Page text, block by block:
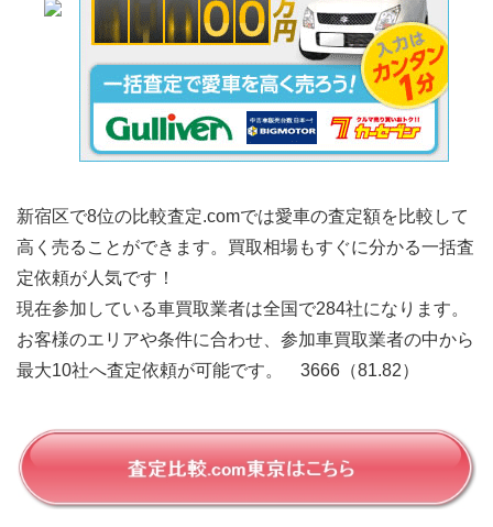
新宿区で8位の比較査定.comでは愛車の査定額を比較して
高く売ることができます。買取相場もすぐに分かる一括査
定依頼が人気です！
現在参加している車買取業者は全国で284社になります。
お客様のエリアや条件に合わせ、参加車買取業者の中から
最大10社へ査定依頼が可能です。 3666（81.82）